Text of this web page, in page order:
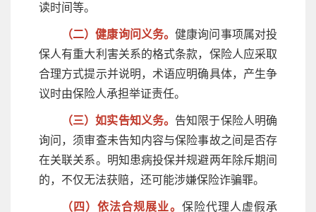
读时间等。
（二）健康询问义务。健康询问事项属对投
保人有重大利害关系的格式条款，保险人应采取
合理方式提示并说明，术语应明确具体，产生争
议时由保险人承担举证责任。
（三）如实告知义务。 告知限于保险人明确
询问，须审查未告知内容与保险事故之间是否存
在关联关系。明知患病投保并规避两年除斥期间
的，不仅无法获赔，还可能涉嫌保险诈骗罪。
（四）依法合规展业。 保险代理人虚假承